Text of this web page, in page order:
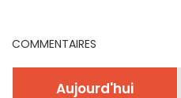
COMMENTAIRES
Aujourd'hui